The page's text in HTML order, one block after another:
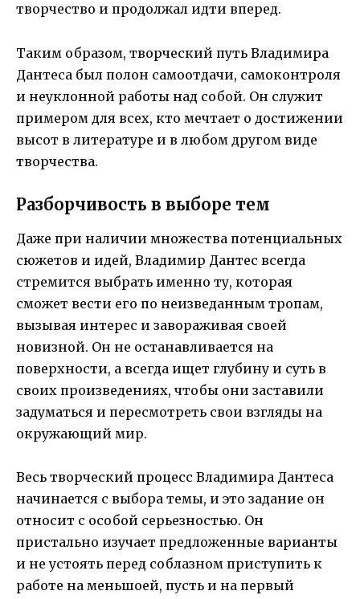
творчество и продолжал идти вперед.
Таким образом, творческий путь Владимира
Дантеса был полон самоотдачи, самоконтроля
и неуклонной работы над собой. Он служит
примером для всех, кто мечтает о достижении
высот в литературе и в любом другом виде
творчества.
Разборчивость в выборе тем
Даже при наличии множества потенциальных
сюжетов и идей, Владимир Дантес всегда
стремится выбрать именно ту, которая
сможет вести его по неизведанным тропам,
вызывая интерес и завораживая своей
новизной. Он не останавливается на
поверхности, а всегда ищет глубину и суть в
своих произведениях, чтобы они заставили
задуматься и пересмотреть свои взгляды на
окружающий мир.
Весь творческий процесс Владимира Дантеса
начинается с выбора темы, и это задание он
относит с особой серьезностью. Он
пристально изучает предложенные варианты
и не устоять перед соблазном приступить к
работе на меньшоей, пусть и на первый